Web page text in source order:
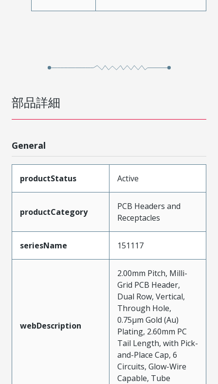
部品詳細
General
productStatus Active
productCategory
PCB Headers and
Receptacles
seriesName 151117
webDescription
2.00mm Pitch, Milli-
Grid PCB Header,
Dual Row, Vertical,
Through Hole,
0.75µm Gold (Au)
Plating, 2.60mm PC
Tail Length, with Pick-
and-Place Cap, 6
Circuits, Glow-Wire
Capable, Tube